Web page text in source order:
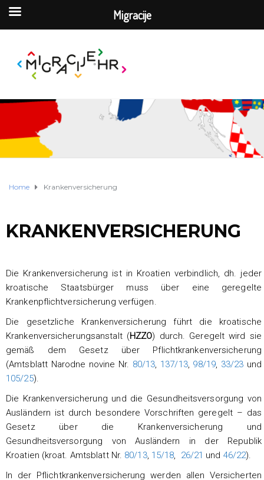
Home Krankenversicherung
KRANKENVERSICHERUNG
Die Krankenversicherung ist in Kroatien verbindlich, dh. jeder
kroatische Staatsbürger muss über eine geregelte
Krankenpflichtversicherung verfügen.
Die gesetzliche Krankenversicherung führt die kroatische
Krankenversicherungsanstalt (HZZO) durch. Geregelt wird sie
gemäß dem Gesetz über Pflichtkrankenversicherung
(Amtsblatt Narodne novine Nr. 80/13, 137/13, 98/19, 33/23 und
105/25).
Die Krankenversicherung und die Gesundheitsversorgung von
Ausländern ist durch besondere Vorschriften geregelt – das
Gesetz über die Krankenversicherung und
Gesundheitsversorgung von Ausländern in der Republik
Kroatien (kroat. Amtsblatt Nr. 80/13, 15/18, 26/21 und 46/22).
In der Pflichtkrankenversicherung werden allen Versicherten
Migracije